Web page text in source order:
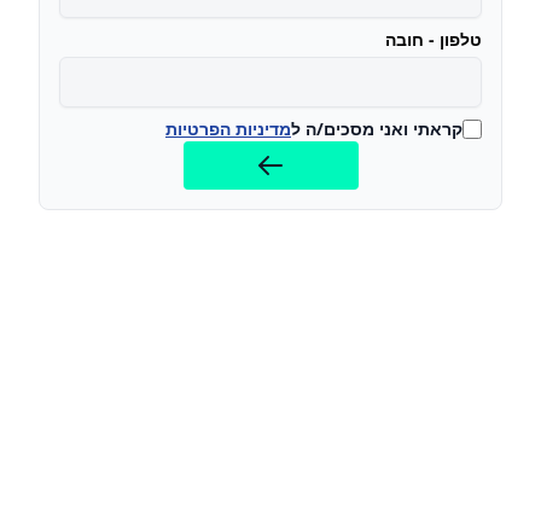
טלפון - חובה
קראתי ואני מסכים/ה למדיניות הפרטיות